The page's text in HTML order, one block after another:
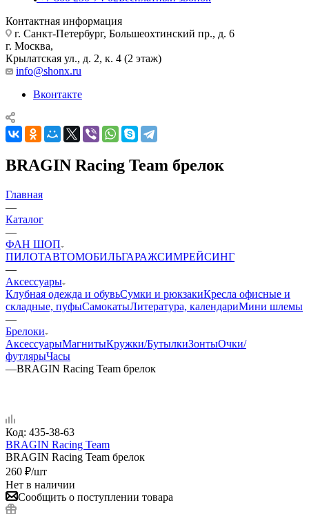
Контактная информация
г. Санкт-Петербург, Большеохтинский пр., д. 6
г. Москва,
Крылатская ул., д. 2, к. 4 (2 этаж)
info@shonx.ru
Вконтакте
BRAGIN Racing Team брелок
Главная
—
Каталог
—
ФАН ШОП
ПИЛОТАВТОМОБИЛЬГАРАЖСИМРЕЙСИНГ
—
Аксессуары
Клубная одежда и обувьСумки и рюкзакиКресла офисные и
складные, пуфыСамокатыЛитература, календариМини шлемы
—
Брелоки
АксессуарыМагнитыКружки/БутылкиЗонтыОчки/
футлярыЧасы
—BRAGIN Racing Team брелок
Код: 435-38-63
BRAGIN Racing Team
BRAGIN Racing Team брелок
260 ₽/шт
Нет в наличии
Сообщить о поступлении товара